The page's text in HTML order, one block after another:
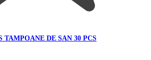
TAMPOANE DE SAN 30 PCS